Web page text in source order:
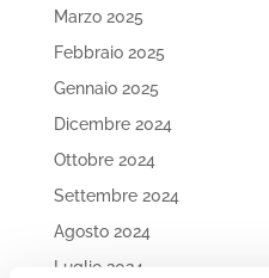
Marzo 2025
Febbraio 2025
Gennaio 2025
Dicembre 2024
Ottobre 2024
Settembre 2024
Agosto 2024
Luglio 2024